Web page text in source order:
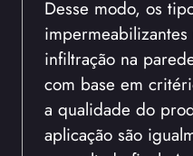
Desse modo, os
infiltração na
com base em
a qualidade do
aplicação são